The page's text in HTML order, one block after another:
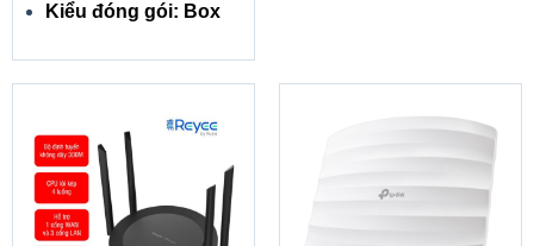
Kiểu đóng gói: Box